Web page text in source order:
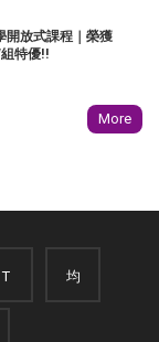
開放式課程｜榮獲
特優!!
More
T 均